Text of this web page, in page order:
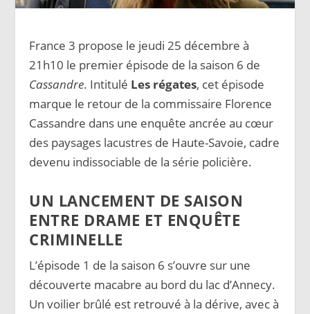
France 3 propose le jeudi 25 décembre à
21h10 le premier épisode de la saison 6 de
Cassandre. Intitulé Les régates, cet épisode
marque le retour de la commissaire Florence
Cassandre dans une enquête ancrée au cœur
des paysages lacustres de Haute-Savoie, cadre
devenu indissociable de la série policière.
UN LANCEMENT DE SAISON
ENTRE DRAME ET ENQUÊTE
CRIMINELLE
L’épisode 1 de la saison 6 s’ouvre sur une
découverte macabre au bord du lac d’Annecy.
Un voilier brûlé est retrouvé à la dérive, avec à